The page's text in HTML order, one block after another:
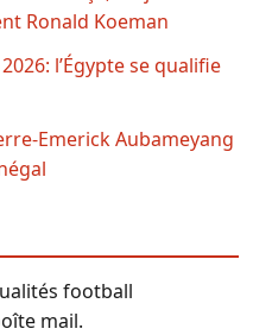
Ronald Koeman
l’Égypte se qualifie
Emerick Aubameyang
football
mail.